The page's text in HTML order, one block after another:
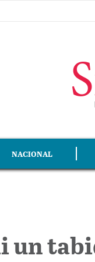
NACIONAL
un